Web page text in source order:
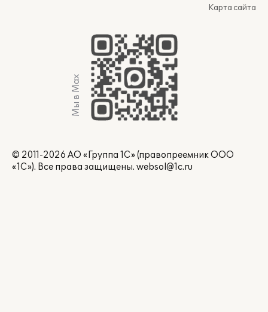
Карта сайта
Мы в Max
© 2011-2026 АО «Группа 1С» (правопреемник ООО
«1С»). Все права защищены. websol@1c.ru